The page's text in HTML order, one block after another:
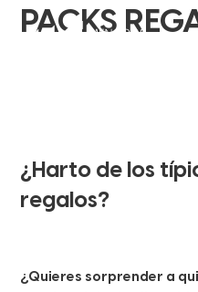
PACKS
¿Harto de los
regalos?
¿Quieres sorprender a